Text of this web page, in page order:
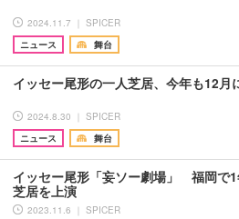
2024.11.7 ｜ SPICER
ニュース
舞台
イッセー尾形の一人芝居、今年も12月
2024.8.30 ｜ SPICER
ニュース
舞台
イッセー尾形「妄ソー劇場」 福岡で1
芝居を上演
2023.11.6 ｜ SPICER